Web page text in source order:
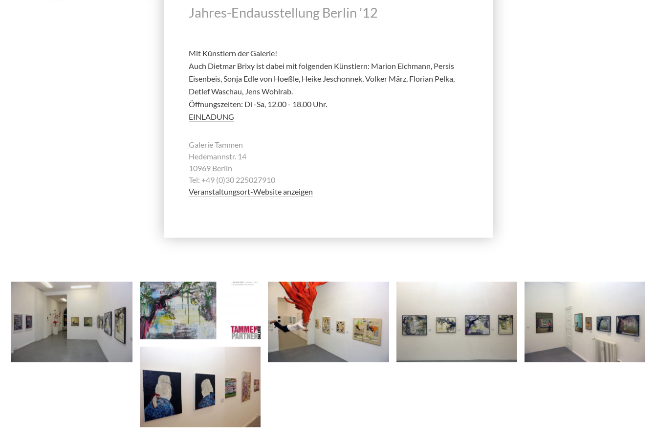
Jahres-Endausstellung Berlin ’12
Mit Künstlern der Galerie!
Auch Dietmar Brixy ist dabei mit folgenden Künstlern: Marion Eichmann, Persis
Eisenbeis, Sonja Edle von Hoeßle, Heike Jeschonnek, Volker März, Florian Pelka,
Detlef Waschau, Jens Wohlrab.
Öffnungszeiten: Di -Sa, 12.00 - 18.00 Uhr.
EINLADUNG
Galerie Tammen
Hedemannstr. 14
10969 Berlin
Tel: +49 (0)30 225027910
Veranstaltungsort-Website anzeigen